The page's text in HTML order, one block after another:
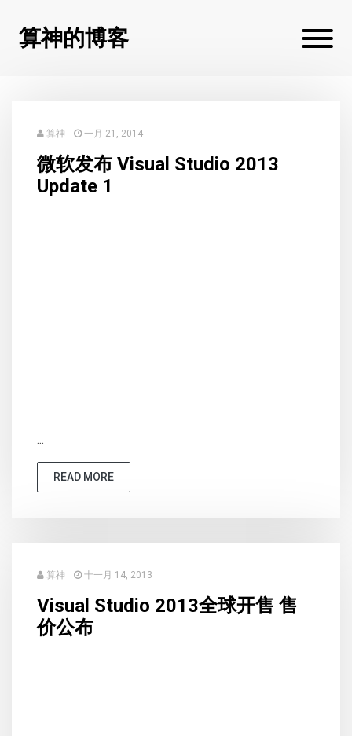
算神的博客
算神 一月 21, 2014
微软发布 Visual Studio 2013
Update 1
...
READ MORE
算神 十一月 14, 2013
Visual Studio 2013全球开售 售
价公布